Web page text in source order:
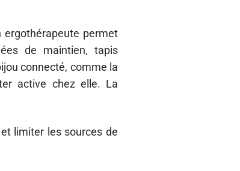
ergothérapeute permet
de maintien, tapis
connecté, comme la
active chez elle. La
limiter les sources de